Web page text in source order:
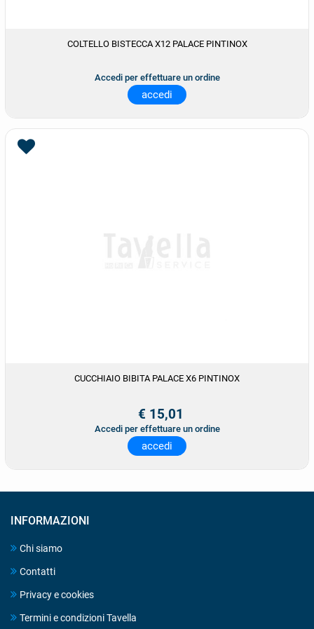
COLTELLO BISTECCA X12 PALACE PINTINOX
Accedi per effettuare un ordine
accedi
CUCCHIAIO BIBITA PALACE X6 PINTINOX
€ 15,01
Accedi per effettuare un ordine
accedi
INFORMAZIONI
Chi siamo
Contatti
Privacy e cookies
Termini e condizioni Tavella